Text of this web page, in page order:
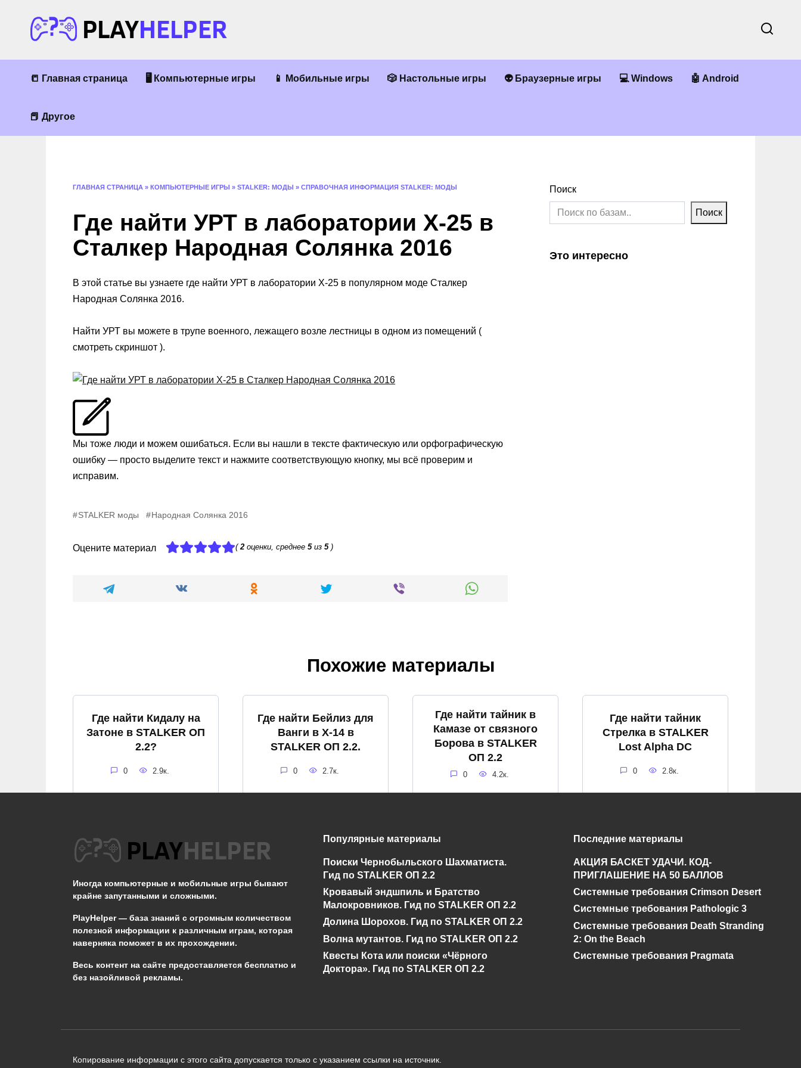
содержанию
📒 Главная страница 🖥 Компьютерные игры 📱 Мобильные игры 🎲 Настольные игры 👽 Браузерные игры 💻 Windows 🤖 Android
📕 Другое
ГЛАВНАЯ СТРАНИЦА » КОМПЬЮТЕРНЫЕ ИГРЫ » STALKER: МОДЫ » СПРАВОЧНАЯ ИНФОРМАЦИЯ STALKER: МОДЫ
Где найти УРТ в лаборатории Х-25 в
Сталкер Народная Солянка 2016
В этой статье вы узнаете где найти УРТ в лаборатории Х-25 в популярном моде Сталкер
Народная Солянка 2016.
Найти УРТ вы можете в трупе военного, лежащего возле лестницы в одном из помещений (
смотреть скриншот ).
Мы тоже люди и можем ошибаться. Если вы нашли в тексте фактическую или орфографическую
ошибку — просто выделите текст и нажмите соответствующую кнопку, мы всё проверим и
исправим.
STALKER моды Народная Солянка 2016
Оцените материал (2оценки, среднее 5из 5)
Поиск
Поиск
Это интересно
Похожие материалы
Где найти Кидалу на
Затоне в STALKER ОП
2.2?
0 2.9к.
Где найти Бейлиз для
Ванги в X-14 в
STALKER ОП 2.2.
0 2.7к.
Где найти тайник в
Камазе от связного
Борова в STALKER
ОП 2.2
0 4.2к.
Где найти тайник
Стрелка в STALKER
Lost Alpha DC
0 2.8к.
Не появляется Кот в
STALKER ОП 2.2
Нет диалога про
Бизоны у Креста в
Сталкер ОП 2.2
5.2к.
STALKER ОП 2.2 +
0
Поиски
Шахматиста. Гид по
STALKER ОП 2.2
0 92.5к.
Иногда компьютерные и мобильные игры бывают
крайне запутанными и сложными.
PlayHelper — база знаний с огромным количеством
полезной информации к различным играм, которая
наверняка поможет в их прохождении.
Весь контент на сайте предоставляется бесплатно и
без назойливой рекламы.
Популярные материалы
Поиски Чернобыльского Шахматиста.
Гид по STALKER ОП 2.2
Кровавый эндшпиль и Братство
Малокровников. Гид по STALKER ОП 2.2
Долина Шорохов. Гид по STALKER ОП 2.2
Волна мутантов. Гид по STALKER ОП 2.2
Квесты Кота или поиски «Чёрного
Доктора». Гид по STALKER ОП 2.2
Последние материалы
АКЦИЯ БАСКЕТ УДАЧИ. КОД-
ПРИГЛАШЕНИЕ НА 50 БАЛЛОВ
Системные требования Crimson Desert
Системные требования Pathologic 3
Системные требования Death Stranding
2: On the Beach
Системные требования Pragmata
Копирование информации с этого сайта допускается только с указанием ссылки на источник.
Сообщить об ошибке